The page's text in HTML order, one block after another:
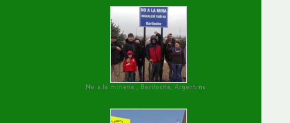
No a la minería , Bariloche, Argentina